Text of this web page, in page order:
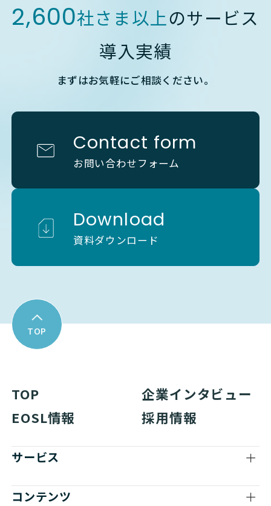
2,600社さま以上のサービス
導入実績
まずはお気軽にご相談ください。
Contact form
お問い合わせフォーム
Download
資料ダウンロード
TOP
TOP
企業インタビュー
EOSL情報
採用情報
サービス
コンテンツ